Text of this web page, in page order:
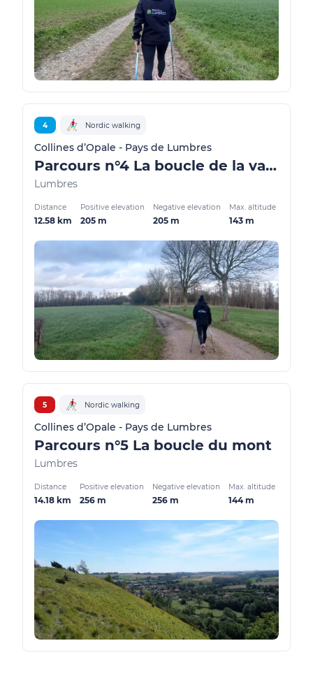
4 Nordic walking
Collines d’Opale - Pays de Lumbres
Parcours n°4 La boucle de la vallée
Lumbres
Distance
12.58 km
Positive elevation
205 m
Negative elevation
205 m
Max. altitude
143 m
5 Nordic walking
Collines d’Opale - Pays de Lumbres
Parcours n°5 La boucle du mont
Lumbres
Distance
14.18 km
Positive elevation
256 m
Negative elevation
256 m
Max. altitude
144 m